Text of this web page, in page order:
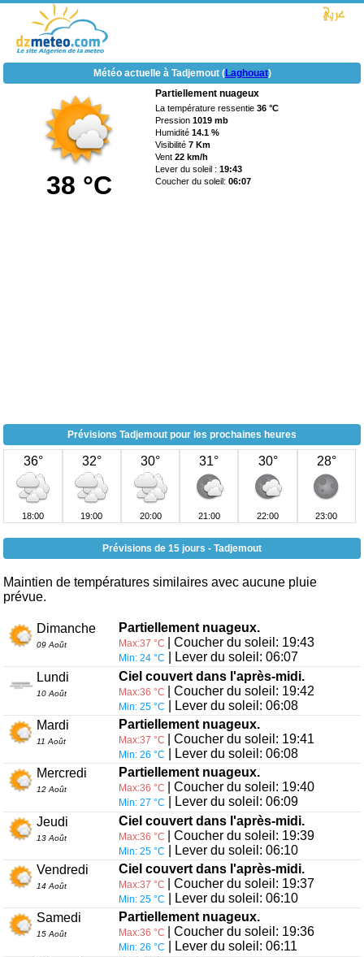
Météo actuelle à Tadjemout (Laghouat)
38 °C
Partiellement nuageux
La température ressentie36 °C
Pression1019 mb
Humidité14.1 %
Visibilité7 Km
Vent22 km/h
Lever du soleil :19:43
Coucher du soleil:06:07
Prévisions Tadjemout pour les prochaines heures
36°
18:00
32°
19:00
30°
20:00
31°
21:00
30°
22:00
28°
23:00
Prévisions de 15 jours - Tadjemout
Maintien de températures similaires avec aucune pluie
prévue.
Dimanche
09 Août
Partiellement nuageux.
Max:37 °C | Coucher du soleil: 19:43
Min: 24 °C
| Lever du soleil: 06:07
Lundi
10 Août
Ciel couvert dans l'après-midi.
Max:36 °C | Coucher du soleil: 19:42
Min: 25 °C
| Lever du soleil: 06:08
Mardi
11 Août
Partiellement nuageux.
Max:37 °C | Coucher du soleil: 19:41
Min: 26 °C
| Lever du soleil: 06:08
Mercredi
12 Août
Partiellement nuageux.
Max:36 °C | Coucher du soleil: 19:40
Min: 27 °C
| Lever du soleil: 06:09
Jeudi
13 Août
Ciel couvert dans l'après-midi.
Max:36 °C | Coucher du soleil: 19:39
Min: 25 °C
| Lever du soleil: 06:10
Vendredi
14 Août
Ciel couvert dans l'après-midi.
Max:37 °C | Coucher du soleil: 19:37
Min: 25 °C
| Lever du soleil: 06:10
Samedi
15 Août
Partiellement nuageux.
Max:36 °C | Coucher du soleil: 19:36
Min: 26 °C
| Lever du soleil: 06:11